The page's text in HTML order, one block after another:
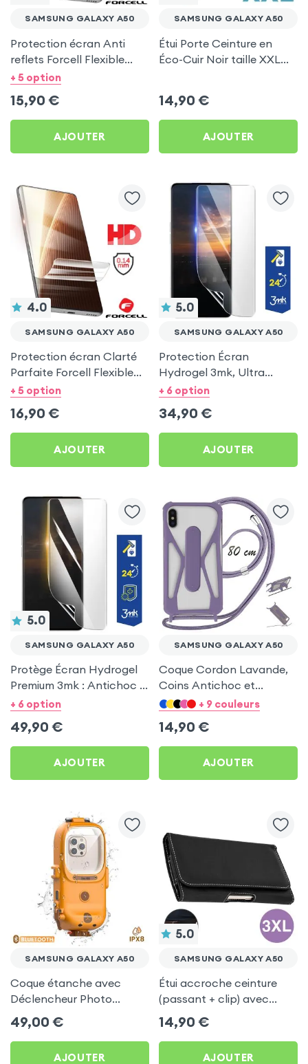
SAMSUNG GALAXY A50
Protection écran Anti
reflets Forcell Flexible
Matt pour Samsung
+ 5 option
15,90 €
AJOUTER
SAMSUNG GALAXY A50
Étui Porte Ceinture en
Éco-Cuir Noir taille XXL
14,90 €
AJOUTER
4.0
SAMSUNG GALAXY A50
Protection écran Clarté
Parfaite Forcell Flexible
HD pour Samsung Galaxy
+ 5 option
16,90 €
AJOUTER
5.0
SAMSUNG GALAXY A50
Protection Écran
Hydrogel 3mk, Ultra
Résistant pour Samsung
+ 6 option
34,90 €
AJOUTER
5.0
SAMSUNG GALAXY A50
Protège Écran Hydrogel
Premium 3mk : Antichoc +
Anti Bactérien + Auto
Samsung Galaxy A50
+ 6 option
49,90 €
AJOUTER
SAMSUNG GALAXY A50
Coque Cordon Lavande,
Coins Antichoc et
Support Vidéo pour
+ 9 couleurs
14,90 €
AJOUTER
SAMSUNG GALAXY A50
Coque étanche avec
Déclencheur Photo
Bluetooth pour Samsung
Galaxy A50
49,00 €
AJOUTER
5.0
SAMSUNG GALAXY A50
Étui accroche ceinture
(passant + clip) avec
rabat magnétique - Noir
pour Samsung Galaxy
A50
14,90 €
AJOUTER